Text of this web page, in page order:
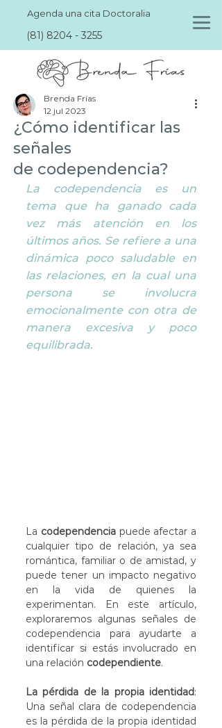
Agenda una cita Doctoralia
(81) 8204 - 3255
¿Cómo identificar las
señales
de codependencia?
Brenda Frías
12 jul 2023
La codependencia es un
tema que ha ganado cada
vez más atención en los
últimos años. Se refiere a una
dinámica poco saludable en
las relaciones, en la cual una
persona se involucra
emocionalmente con otra de
manera excesiva y poco
equilibrada.
La codependencia puede afectar a
cualquier tipo de relación, ya sea
romántica, familiar o de amistad, y
puede tener un impacto negativo
en la vida de quienes la
experimentan. En este artículo,
exploraremos algunas señales de
codependencia para ayudarte a
identificar si estás involucrado en
una relación codependiente.
La pérdida de la propia identidad:
Una señal clara de codependencia
es la pérdida de la propia identidad